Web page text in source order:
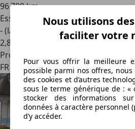
96 700 km
Essence
- (l/100 km)
2,8
Professionnel
FR 29850Gouesnou
Nous utilisons
faciliter votre
Pour vous offrir la meilleure
possible parmi nos offres,
des cookies et d’autres
sous le terme générique de : «
stocker des informations
données à caractère personnel
d’y accéder.